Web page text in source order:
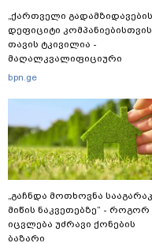
„ქართველი გადამზიდავების
დეფიციტი კომპანიებისთვის
თავის ტკივილია -
მაღალკვალიფიციური
მძღოლები გადიან და
bpn.ge
„გაჩნდა მოთხოვნა
მიწის ნაკვეთებზე“ - როგორ
იცვლება უძრავი ქონების
ბაზარი